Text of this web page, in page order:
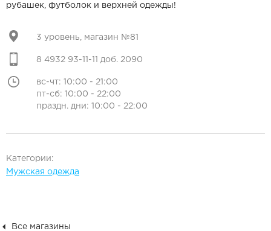
рубашек, футболок и верхней одежды!
3 уровень, магазин №81
8 4932 93-11-11 доб. 2090
вс-чт: 10:00 - 21:00
пт-сб: 10:00 - 22:00
праздн. дни: 10:00 - 22:00
Категории:
Мужская одежда
Все магазины